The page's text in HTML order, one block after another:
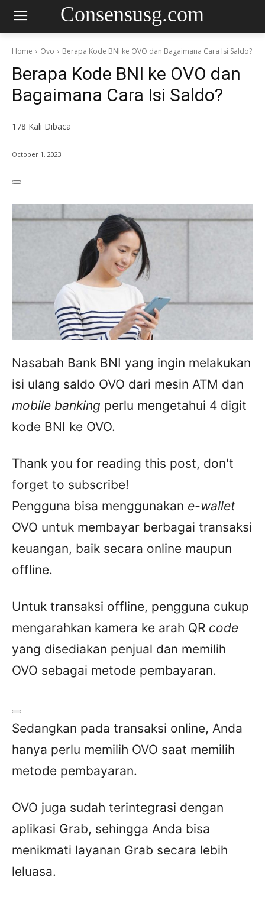
Consensusg.com
Home Ovo Berapa Kode BNI ke OVO dan Bagaimana Cara Isi Saldo?
Berapa Kode BNI ke OVO dan
Bagaimana Cara Isi Saldo?
178 Kali Dibaca
October 1, 2023
Nasabah Bank BNI yang ingin melakukan
isi ulang saldo OVO dari mesin ATM dan
mobile banking perlu mengetahui 4 digit
kode BNI ke OVO.
Thank you for reading this post, don't
forget to subscribe!
Pengguna bisa menggunakan e-wallet
OVO untuk membayar berbagai transaksi
keuangan, baik secara online maupun
offline.
Untuk transaksi offline, pengguna cukup
mengarahkan kamera ke arah QR code
yang disediakan penjual dan memilih
OVO sebagai metode pembayaran.
Sedangkan pada transaksi online, Anda
hanya perlu memilih OVO saat memilih
metode pembayaran.
OVO juga sudah terintegrasi dengan
aplikasi Grab, sehingga Anda bisa
menikmati layanan Grab secara lebih
leluasa.